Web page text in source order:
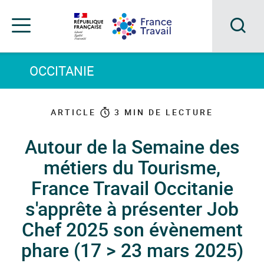
menu
contenu
pied
page
la
Menu
OCCITANIE
ARTICLE 3 MIN DE LECTURE
Autour de la Semaine des
métiers du Tourisme,
France Travail Occitanie
s'apprête à présenter Job
Chef 2025 son évènement
phare (17 > 23 mars 2025)